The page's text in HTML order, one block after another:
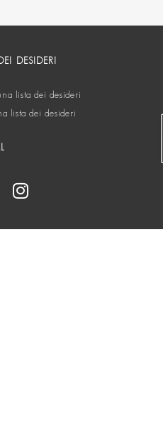
DESIDERI
lista dei desideri
lista dei desideri